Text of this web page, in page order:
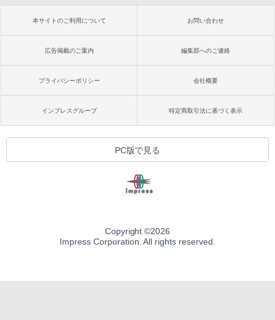
本サイトのご利用について お問い合わせ
広告掲載のご案内 編集部へのご連絡
プライバシーポリシー 会社概要
インプレスグループ 特定商取引法に基づく表示
PC版で見る
Copyright ©2026
Impress Corporation. All rights reserved.